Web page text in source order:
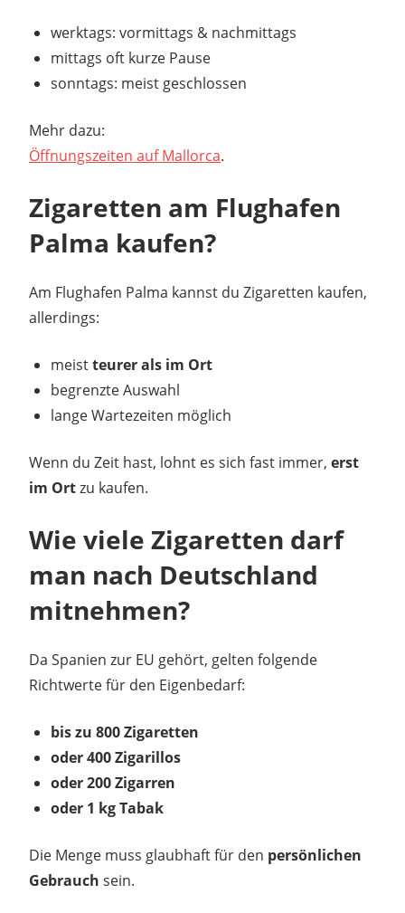
werktags: vormittags & nachmittags
mittags oft kurze Pause
sonntags: meist geschlossen
Mehr dazu:
Öffnungszeiten auf Mallorca.
Zigaretten am Flughafen
Palma kaufen?
Am Flughafen Palma kannst du Zigaretten kaufen,
allerdings:
meistteurer als im Ort
begrenzte Auswahl
lange Wartezeiten möglich
Wenn du Zeit hast, lohnt es sich fast immer, erst
im Ortzu kaufen.
Wie viele Zigaretten darf
man nach Deutschland
mitnehmen?
Da Spanien zur EU gehört, gelten folgende
Richtwerte für den Eigenbedarf:
bis zu 800 Zigaretten
oder 400 Zigarillos
oder 200 Zigarren
oder 1 kg Tabak
Die Menge muss glaubhaft für den persönlichen
Gebrauch sein.